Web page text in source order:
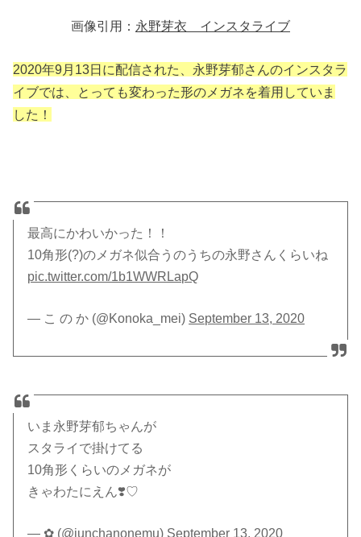
画像引用： 永野芽衣 インスタライブ
2020年9月13日に配信された、永野芽郁さんのインスタラ
イブでは、とっても変わった形のメガネを着用していま
した！
最高にかわいかった！！
10角形(?)のメガネ似合うのうちの永野さんくらいね
pic.twitter.com/1b1WWRLapQ
— こ の か (@Konoka_mei) September 13, 2020
いま永野芽郁ちゃんが
スタライで掛けてる
10角形くらいのメガネが
きゃわたにえん❣️♡
— ✿ (@junchanonemu) September 13, 2020